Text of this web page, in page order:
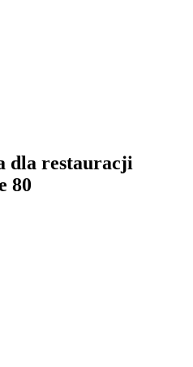
dla restauracji
80